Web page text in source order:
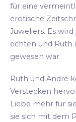
für eine
erotische
Juweliers. Es
echten und Ruth
gewesen war.
Ruth und André
Verstecken
Liebe mehr für
sie sich mit dem